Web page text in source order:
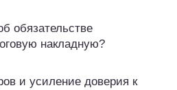
обязательстве
накладную?
и усиление доверия к